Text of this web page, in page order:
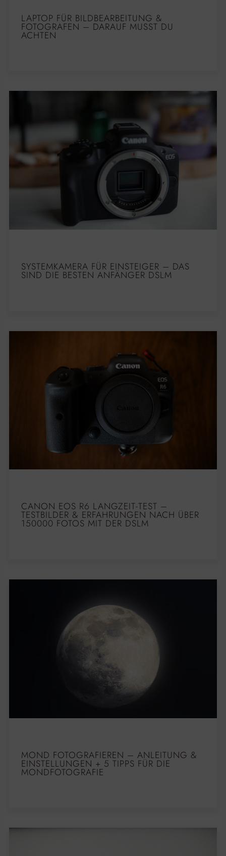
LAPTOP FÜR BILDBEARBEITUNG &
FOTOGRAFEN – DARAUF MUSST DU
ACHTEN
SYSTEMKAMERA FÜR EINSTEIGER – DAS
SIND DIE BESTEN ANFÄNGER DSLM
CANON EOS R6 LANGZEIT-TEST –
TESTBILDER & ERFAHRUNGEN NACH ÜBER
150000 FOTOS MIT DER DSLM
MOND FOTOGRAFIEREN – ANLEITUNG &
EINSTELLUNGEN + 5 TIPPS FÜR DIE
MONDFOTOGRAFIE